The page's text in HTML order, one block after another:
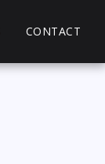
CONTACT